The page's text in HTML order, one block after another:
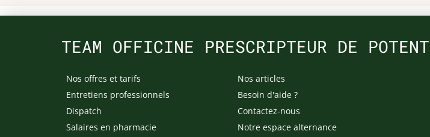
TEAM OFFICINE PRESCRIPTEUR DE
Nos offres et tarifs
Entretiens professionnels
Dispatch
Salaires en pharmacie
Nos articles
Besoin d'aide ?
Contactez-nous
Notre espace alternance